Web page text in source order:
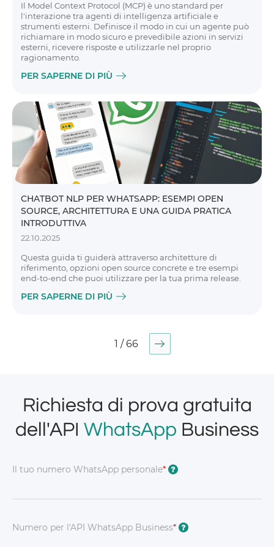
Il Model Context Protocol (MCP) è uno standard per
l'interazione tra agenti di intelligenza artificiale e
strumenti esterni. Definisce il modo in cui un agente può
richiamare in modo sicuro e prevedibile azioni in servizi
esterni, ricevere risposte e utilizzarle nel proprio
ragionamento.
PER SAPERNE DI PIÙ
CHATBOT NLP PER WHATSAPP: ESEMPI OPEN
SOURCE, ARCHITETTURA E UNA GUIDA PRATICA
INTRODUTTIVA
22.10.2025
Questa guida ti guiderà attraverso architetture di
riferimento, opzioni open source concrete e tre esempi
end-to-end che puoi utilizzare per la tua prima release.
PER SAPERNE DI PIÙ
1 / 66
Richiesta di prova gratuita
dell'API WhatsApp Business
Il tuo numero WhatsApp personale* ?
Numero per l'API WhatsApp Business* ?